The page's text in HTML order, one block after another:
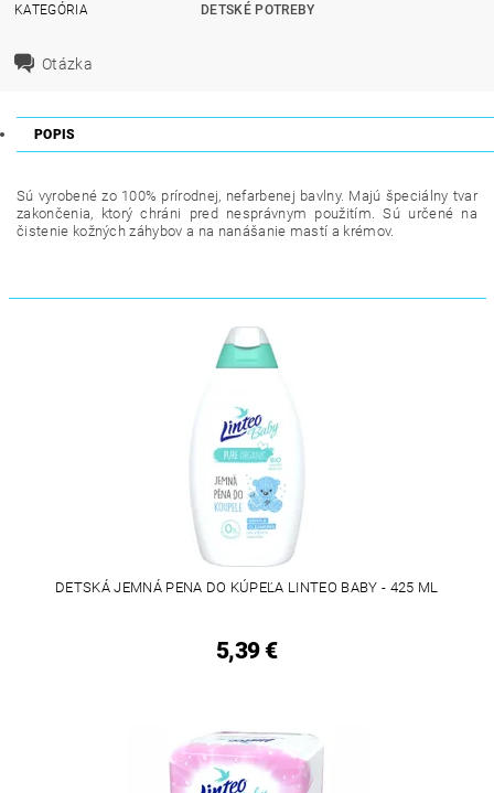
KATEGÓRIA DETSKÉ POTREBY
Otázka
POPIS
Sú vyrobené zo 100% prírodnej, nefarbenej bavlny. Majú špeciálny tvar
zakončenia, ktorý chráni pred nesprávnym použitím. Sú určené na
čistenie kožných záhybov a na nanášanie mastí a krémov.
DETSKÁ JEMNÁ PENA DO KÚPEĽA LINTEO BABY - 425 ML
5,39 €